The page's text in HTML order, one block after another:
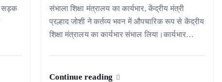
सड़क
संभाला शिक्षा मंत्रालय का कार्यभार, केंद्रीय मंत्री
प्रल्हाद जोशी ने कर्तव्य भवन में औपचारिक रूप से केंद्रीय
शिक्षा मंत्रालय का कार्यभार संभाल लिया।कार्यभार…
Continue reading